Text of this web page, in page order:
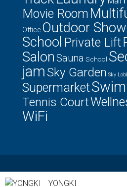
Movie Room
Office Outdoor
School Private Lift
Salon Sauna School
jamSky Garden Sky
Supermarket
Tennis Court
WiFi
YONGKI